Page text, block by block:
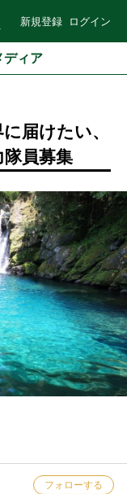
新規登録 ログイン
ディア
届けたい、
員募集
フォローする